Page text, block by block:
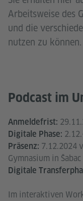
Arbeitsweise des
und die
nutzen zu können.
Podcast im
Anmeldefrist:
Digitale Phase:
Präsenz: 7.12.2024
Gymnasium in Šabac
Digitale
Im interaktiven